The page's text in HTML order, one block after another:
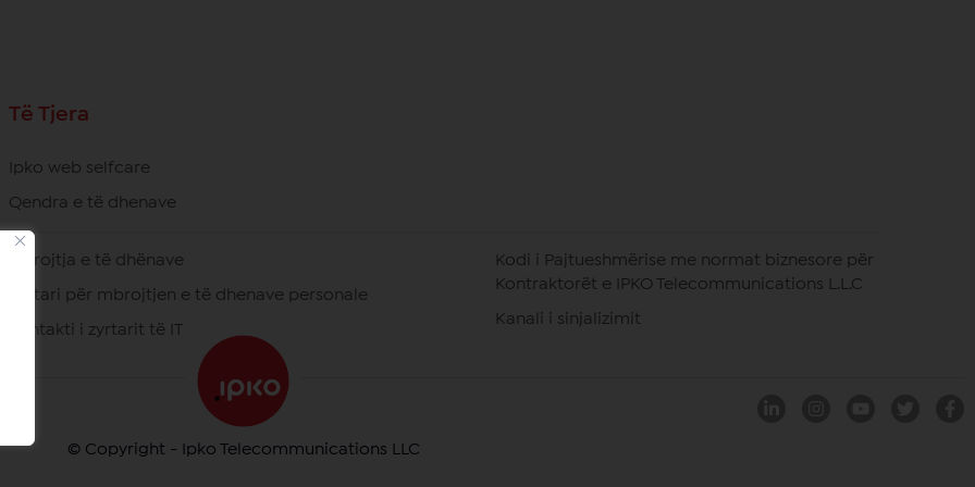
Të Tjera
Ipko web selfcare
Qendra e të dhenave
Mbrojtja e të dhënave
Zyrtari për mbrojtjen e të dhenave personale
Kontakti i zyrtarit të IT
Kodi i Pajtueshmërise me normat biznesore për
Kontraktorët e IPKO Telecommunications L.L.C
Kanali i sinjalizimit
© Copyright - Ipko Telecommunications LLC